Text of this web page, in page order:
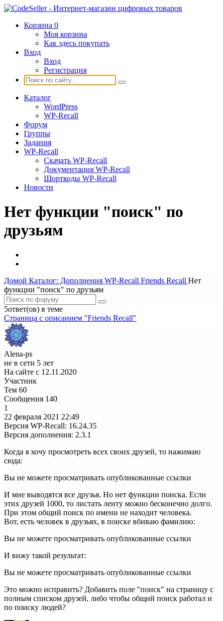
Корзина 0
Моя корзина
Как здесь покупать
Вход
Вход
Регистрация
Каталог
WordPress
WP-Recall
Форум
Группы
Задания
WP-Recall
Скачать WP-Recall
Документация WP-Recall
Шорткоды WP-Recall
Новости
Нет функции "поиск" по
друзьям
Домой Каталог: Дополнения WP-Recall Friends Recall Нет
функции "поиск" по друзьям
5ответ(ов) в теме
Страница c описанием "Friends Recall"
Alena-ps
не в сети 5 лет
На сайте с 12.11.2020
Участник
Тем 60
Сообщения 140
1
22 февраля 2021 22:49
Версия WP-Recall: 16.24.35
Версия дополнения: 2.3.1
Когда я хочу просмотреть всех своих друзей, то нажимаю
сюда:
Вы не можете просматривать опубликованные ссылки
И мне выводятся все друзья. Но нет функции поиска. Если
этих друзей 1000, то листать ленту можно бесконечно долго.
При этом общий поиск по имени не находит человека.
Вот, есть человек в друзьях, в поиске вбиваю фамилию:
Вы не можете просматривать опубликованные ссылки
И вижу такой результат:
Вы не можете просматривать опубликованные ссылки
Это можно исправить? Добавить поле "поиск" на страницу с
полным списком друзей, либо чтобы общий поиск работал и
по поиску людей?